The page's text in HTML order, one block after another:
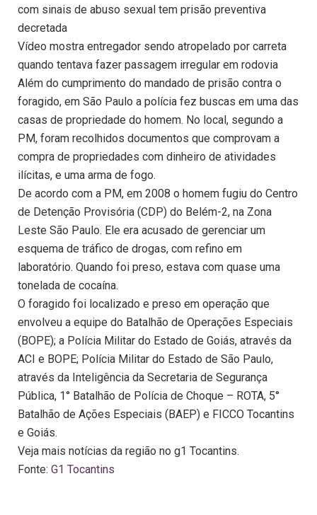
com sinais de abuso sexual tem prisão preventiva
decretada
Vídeo mostra entregador sendo atropelado por carreta
quando tentava fazer passagem irregular em rodovia
Além do cumprimento do mandado de prisão contra o
foragido, em São Paulo a polícia fez buscas em uma das
casas de propriedade do homem. No local, segundo a
PM, foram recolhidos documentos que comprovam a
compra de propriedades com dinheiro de atividades
ilícitas, e uma arma de fogo.
De acordo com a PM, em 2008 o homem fugiu do Centro
de Detenção Provisória (CDP) do Belém-2, na Zona
Leste São Paulo. Ele era acusado de gerenciar um
esquema de tráfico de drogas, com refino em
laboratório. Quando foi preso, estava com quase uma
tonelada de cocaína.
O foragido foi localizado e preso em operação que
envolveu a equipe do Batalhão de Operações Especiais
(BOPE); a Polícia Militar do Estado de Goiás, através da
ACI e BOPE; Polícia Militar do Estado de São Paulo,
através da Inteligência da Secretaria de Segurança
Pública, 1° Batalhão de Polícia de Choque – ROTA, 5°
Batalhão de Ações Especiais (BAEP) e FICCO Tocantins
e Goiás.
Veja mais notícias da região no g1 Tocantins.
Fonte: G1 Tocantins